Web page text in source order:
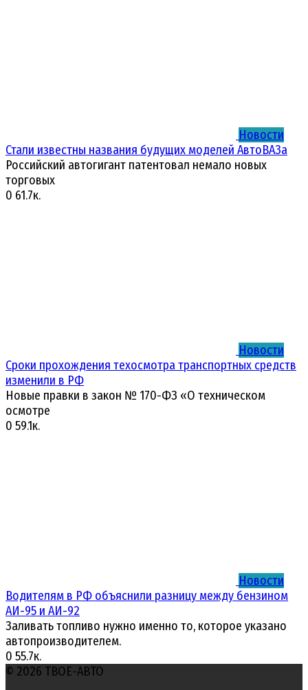
Новости
Стали известны названия будущих моделей АвтоВАЗа
Российский автогигант патентовал немало новых
торговых
0 61.7к.
Новости
Сроки прохождения техосмотра транспортных средств
изменили в РФ
Новые правки в закон № 170-ФЗ «О техническом
осмотре
0 59.1к.
Новости
Водителям в РФ объяснили разницу между бензином
АИ-95 и АИ-92
Заливать топливо нужно именно то, которое указано
автопроизводителем.
0 55.7к.
© 2026 ТВОЕ-АВТО